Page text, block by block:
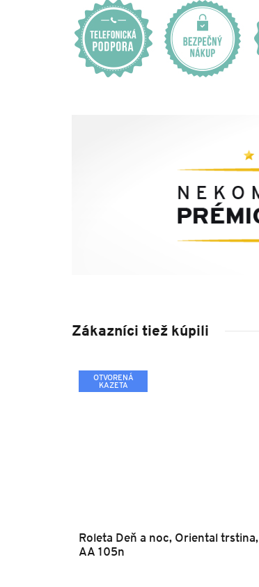
Zákazníci tiež kúpili
OTVORENÁ
KAZETA
Roleta Deň a noc, Oriental trstina,
AA 105n